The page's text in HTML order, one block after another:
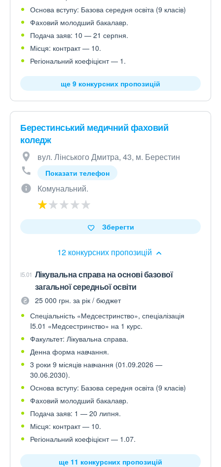
Основа вступу: Базова середня освіта (9 класів)
Фаховий молодший бакалавр.
Подача заяв: 10 — 21 серпня.
Місця: контракт — 10.
Регіональний коефіцієнт — 1.
ще 9 конкурсних пропозицій
Берестинський медичний фаховий
коледж
вул. Лінського Дмитра, 43, м. Берестин
Показати телефон
Комунальний.
12 конкурсних пропозицій
Зберегти
I5.01 Лікувальна справа на основі базової
загальної середньої освіти
25 000 грн. за рік / бюджет
Спеціальність «Медсестринство», спеціалізація
I5.01 «Медсестринство» на 1 курс.
Факультет: Лікувальна справа.
Денна форма навчання.
3 роки 9 місяців навчання (01.09.2026 —
30.06.2030).
Основа вступу: Базова середня освіта (9 класів)
Фаховий молодший бакалавр.
Подача заяв: 1 — 20 липня.
Місця: контракт — 10.
Регіональний коефіцієнт — 1.07.
ще 11 конкурсних пропозицій